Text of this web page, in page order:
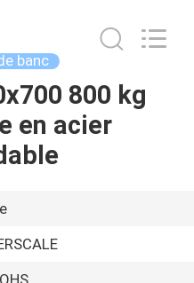
banc
800 kg
en acier